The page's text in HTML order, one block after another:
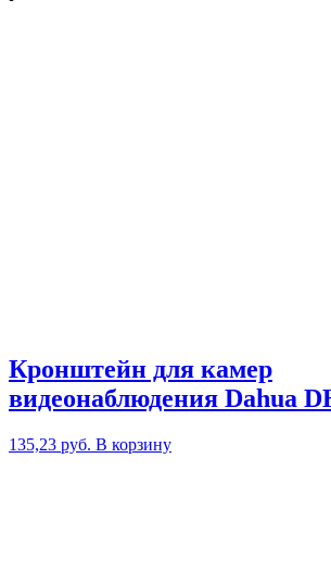
Кронштейн для камер
видеонаблюдения Dahua
135,23 руб. В корзину